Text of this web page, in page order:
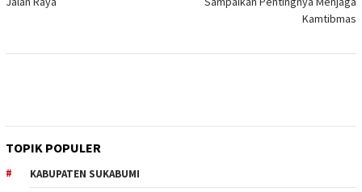
Kamtibmas
TOPIK POPULER
KABUPATEN SUKABUMI